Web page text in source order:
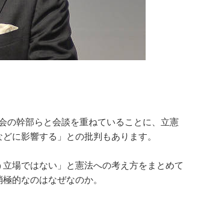
の幹部らと会談を重ねていることに、立憲
に影響する」との批判もあります。
場ではない」と憲法への考え方をまとめて
的なのはなぜなのか。